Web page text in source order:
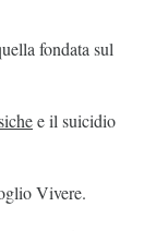
fondata sul
e il suicidio
Vivere.